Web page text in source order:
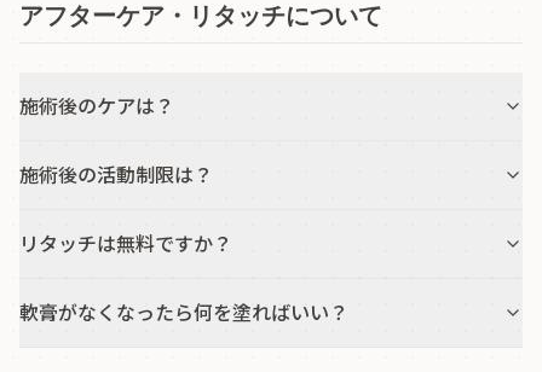
アフターケア・リタッチについて
施術後のケアは？
施術後の活動制限は？
リタッチは無料ですか？
軟膏がなくなったら何を塗ればいい？